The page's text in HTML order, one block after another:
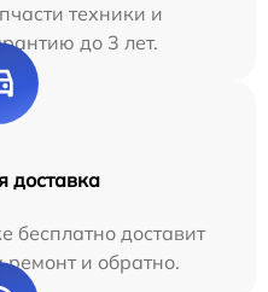
техники и
до 3 лет.
доставка
бесплатно доставит
ремонт и обратно.